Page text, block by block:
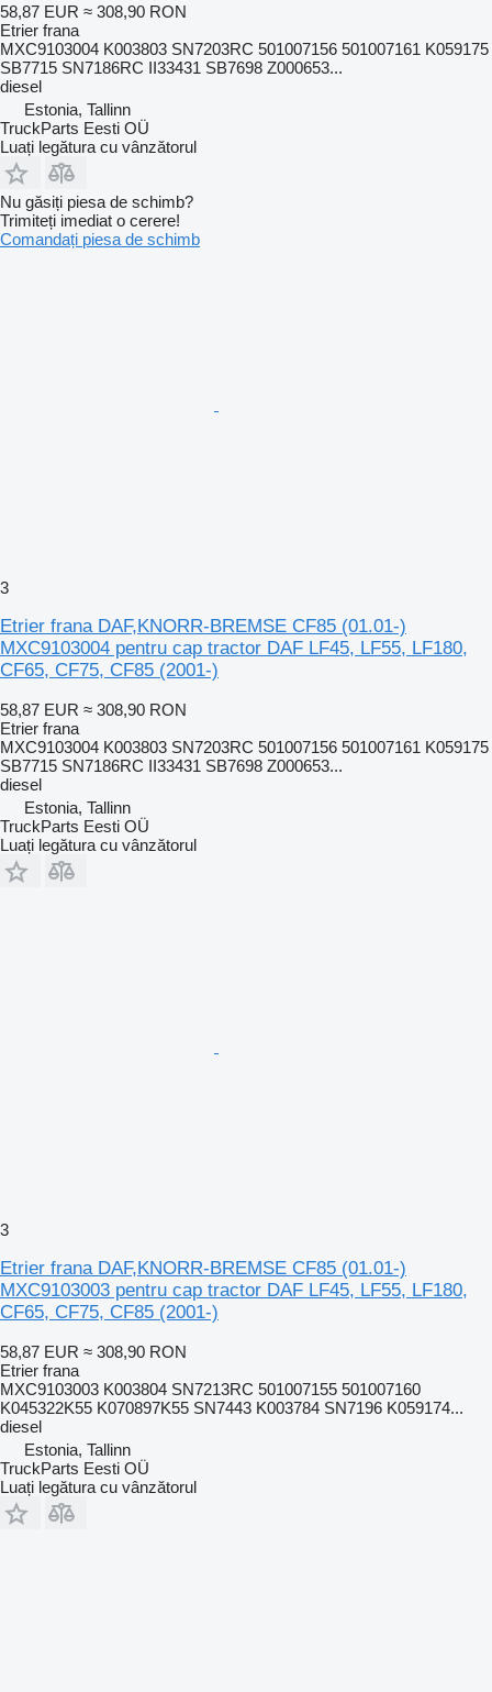
58,87 EUR ≈ 308,90 RON
Etrier frana
MXC9103004 K003803 SN7203RC 501007156 501007161 K059175
SB7715 SN7186RC II33431 SB7698 Z000653...
diesel
Estonia, Tallinn
TruckParts Eesti OÜ
Luați legătura cu vânzătorul
Nu găsiți piesa de schimb?
Trimiteți imediat o cerere!
Comandați piesa de schimb
3
Etrier frana DAF,KNORR-BREMSE CF85 (01.01-)
MXC9103004 pentru cap tractor DAF LF45, LF55, LF180,
CF65, CF75, CF85 (2001-)
58,87 EUR ≈ 308,90 RON
Etrier frana
MXC9103004 K003803 SN7203RC 501007156 501007161 K059175
SB7715 SN7186RC II33431 SB7698 Z000653...
diesel
Estonia, Tallinn
TruckParts Eesti OÜ
Luați legătura cu vânzătorul
3
Etrier frana DAF,KNORR-BREMSE CF85 (01.01-)
MXC9103003 pentru cap tractor DAF LF45, LF55, LF180,
CF65, CF75, CF85 (2001-)
58,87 EUR ≈ 308,90 RON
Etrier frana
MXC9103003 K003804 SN7213RC 501007155 501007160
K045322K55 K070897K55 SN7443 K003784 SN7196 K059174...
diesel
Estonia, Tallinn
TruckParts Eesti OÜ
Luați legătura cu vânzătorul